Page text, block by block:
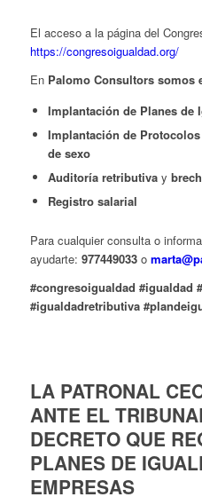
El acceso a la página del
https://congresoigualdad.org/
En Palomo Consultors somos
Implantación de Planes de
Implantación de
de sexo
Auditoría retributivay
Registro salarial
Para cualquier consulta o
ayudarte: 977449033o
#congresoigualdad #igualdad
#igualdadretributiva
LA PATRONAL
ANTE EL
DECRETO QUE
PLANES DE
EMPRESAS